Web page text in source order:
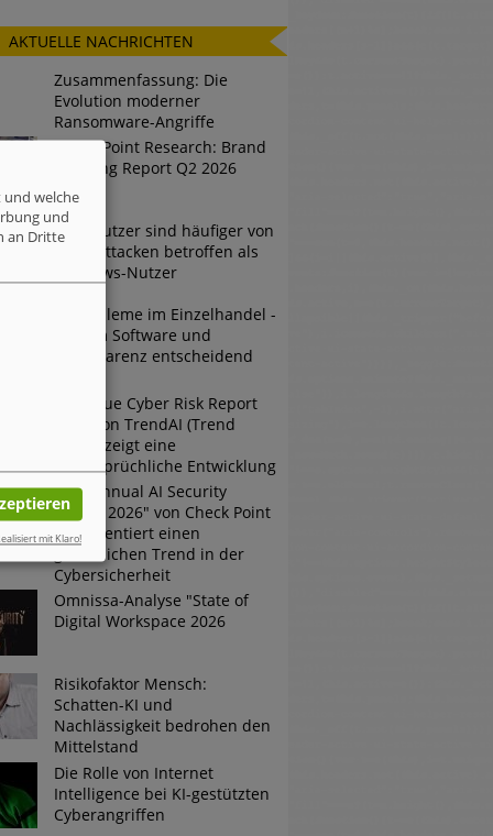
reagiert
der Datendiebe
AKTUELLE NACHRICHTEN
Zusammenfassung: Die
Evolution moderner
Ransomware-Angriffe
Check Point Research: Brand
Phishing Report Q2 2026
Mac-Nutzer sind häufiger von
Cyberattacken betroffen als
Windows-Nutzer
IT-Probleme im Einzelhandel -
Warum Software und
Transparenz entscheidend
Der neue Cyber Risk Report
2026 von TrendAI (Trend
Micro) zeigt eine
widersprüchliche Entwicklung
Der "Annual AI Security
Report 2026" von Check Point
dokumentiert einen
gefährlichen Trend in der
Cybersicherheit
Omnissa-Analyse "State of
Digital Workspace 2026
Risikofaktor Mensch:
Schatten-KI und
Nachlässigkeit bedrohen den
Mittelstand
Die Rolle von Internet
Intelligence bei KI-gestützten
Cyberangriffen
welche
und
an Dritte
mit Klaro!